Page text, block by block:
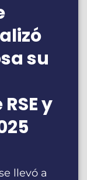
su
y
llevó a